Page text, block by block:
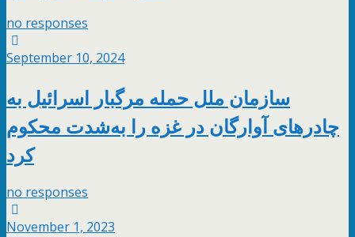
no responses
September 10, 2024
سازمان ملل حمله مرگبار اسرائیل به
چادرهای آوارگان در غزه را به‌شدت محکوم
کرد
no responses
November 1, 2023